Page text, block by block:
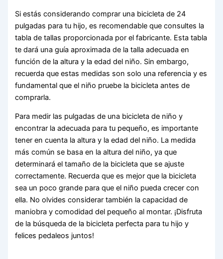
Si estás considerando comprar una bicicleta de 24
pulgadas para tu hijo, es recomendable que consultes la
tabla de tallas proporcionada por el fabricante. Esta tabla
te dará una guía aproximada de la talla adecuada en
función de la altura y la edad del niño. Sin embargo,
recuerda que estas medidas son solo una referencia y es
fundamental que el niño pruebe la bicicleta antes de
comprarla.
Para medir las pulgadas de una bicicleta de niño y
encontrar la adecuada para tu pequeño, es importante
tener en cuenta la altura y la edad del niño. La medida
más común se basa en la altura del niño, ya que
determinará el tamaño de la bicicleta que se ajuste
correctamente. Recuerda que es mejor que la bicicleta
sea un poco grande para que el niño pueda crecer con
ella. No olvides considerar también la capacidad de
maniobra y comodidad del pequeño al montar. ¡Disfruta
de la búsqueda de la bicicleta perfecta para tu hijo y
felices pedaleos juntos!